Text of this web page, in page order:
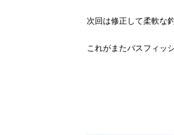
次回は修正して柔軟な
これがまたバスフィッ